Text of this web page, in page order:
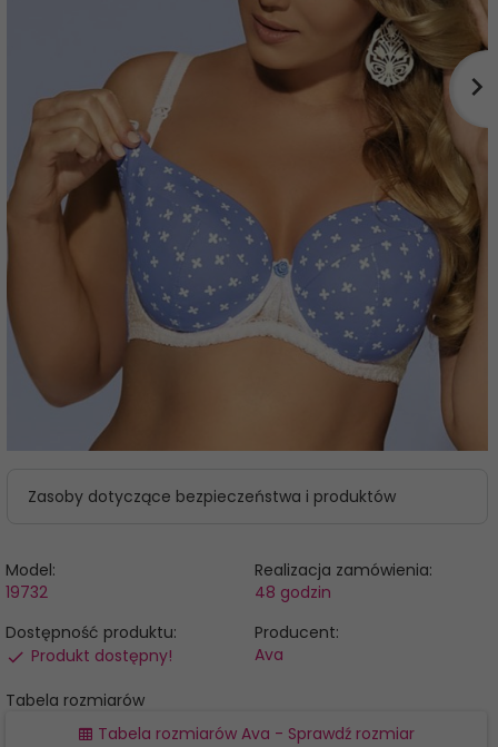
Zasoby dotyczące bezpieczeństwa i produktów
Model:
19732
Realizacja zamówienia:
48 godzin
Dostępność produktu:
Produkt dostępny!
Producent:
Ava
Tabela rozmiarów
Tabela rozmiarów Ava - Sprawdź rozmiar